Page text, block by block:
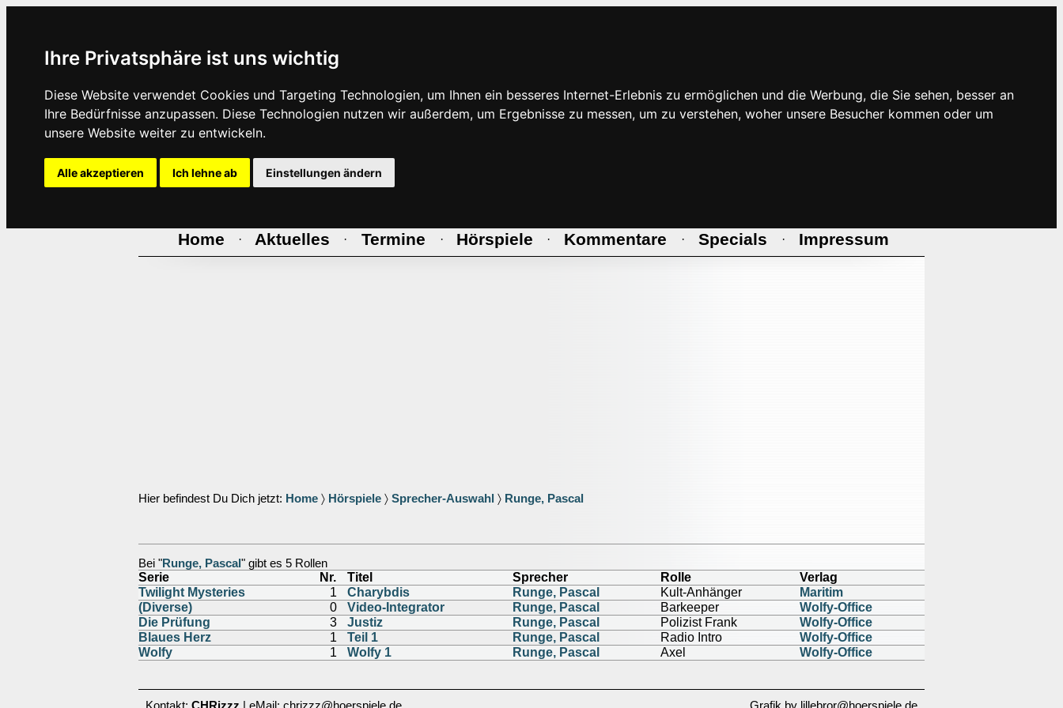
Ihre Privatsphäre ist uns wichtig
Diese Website verwendet Cookies und Targeting Technologien, um Ihnen ein besseres Internet-Erlebnis zu ermöglichen und die Werbung, die Sie sehen, besser an
Ihre Bedürfnisse anzupassen. Diese Technologien nutzen wir außerdem, um Ergebnisse zu messen, um zu verstehen, woher unsere Besucher kommen oder um
unsere Website weiter zu entwickeln.
Alle akzeptieren Ich lehne ab Einstellungen ändern
Home · Aktuelles · Termine · Hörspiele · Kommentare · Specials · Impressum
Hier befindest Du Dich jetzt: Home 〉 Hörspiele 〉 Sprecher-Auswahl 〉 Runge, Pascal
Bei "Runge, Pascal" gibt es 5 Rollen
Serie Nr. Titel Sprecher Rolle
Verlag
Twilight Mysteries
1 Charybdis Runge, Pascal Kult-Anhänger
Maritim
(Diverse)
0 Video-Integrator Runge, Pascal Barkeeper
Wolfy-Office
Die Prüfung
3 Justiz Runge, Pascal Polizist Frank
Wolfy-Office
Blaues Herz
1 Teil 1 Runge, Pascal Radio Intro
Wolfy-Office
Wolfy
1 Wolfy 1 Runge, Pascal Axel Wolfy-Office